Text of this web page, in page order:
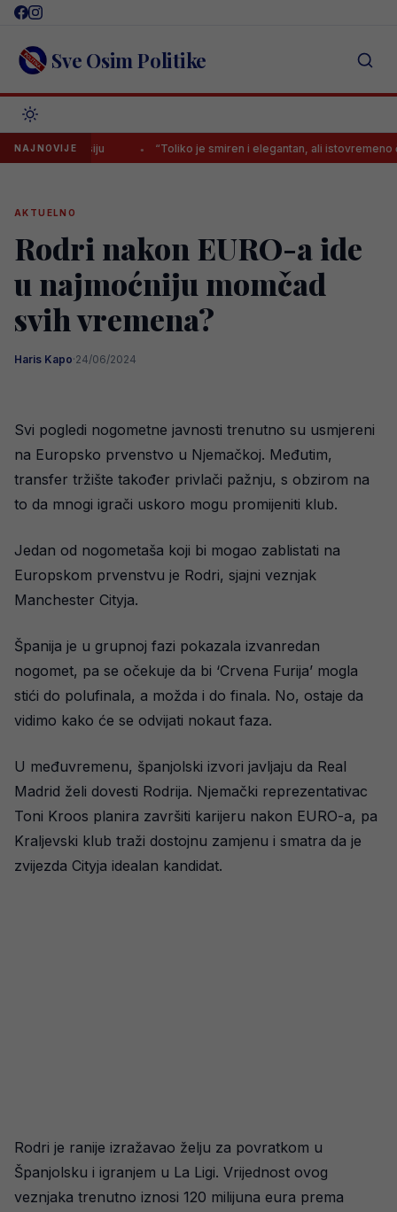
Skip
content Sve Osim Politike
NAJNOVIJE
Messiju “Toliko je smiren i elegantan, ali istovremeno čvrst
AKTUELNO
Rodri nakon EURO-a ide
u najmoćniju momčad
svih vremena?
Haris Kapo·24/06/2024
Svi pogledi nogometne javnosti trenutno su usmjereni
na Europsko prvenstvo u Njemačkoj. Međutim,
transfer tržište također privlači pažnju, s obzirom na
to da mnogi igrači uskoro mogu promijeniti klub.
Jedan od nogometaša koji bi mogao zablistati na
Europskom prvenstvu je Rodri, sjajni veznjak
Manchester Cityja.
Španija je u grupnoj fazi pokazala izvanredan
nogomet, pa se očekuje da bi ‘Crvena Furija’ mogla
stići do polufinala, a možda i do finala. No, ostaje da
vidimo kako će se odvijati nokaut faza.
U međuvremenu, španjolski izvori javljaju da Real
Madrid želi dovesti Rodrija. Njemački reprezentativac
Toni Kroos planira završiti karijeru nakon EURO-a, pa
Kraljevski klub traži dostojnu zamjenu i smatra da je
zvijezda Cityja idealan kandidat.
Rodri je ranije izražavao želju za povratkom u
Španjolsku i igranjem u La Ligi. Vrijednost ovog
veznjaka trenutno iznosi 120 milijuna eura prema